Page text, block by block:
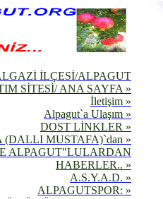
İLÇESİ/ALPAGUT
SİTESİ/ ANA SAYFA »
İletişim »
Alpagut`a Ulaşım »
DOST LİNKLER »
(DALLI MUSTAFA)`dan »
ALPAGUT"LULARDAN
HABERLER.. »
A.S.Y.A.D. »
ALPAGUTSPOR: »